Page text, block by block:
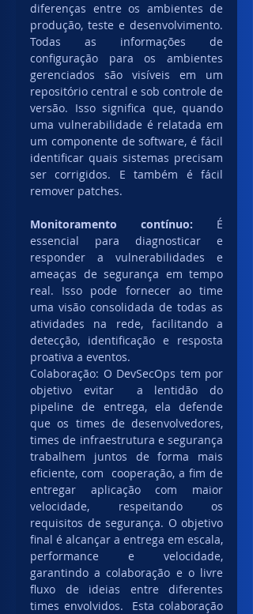
diferenças entre os ambientes de
produção, teste e desenvolvimento.
Todas as informações de
configuração para os ambientes
gerenciados são visíveis em um
repositório central e sob controle de
versão. Isso significa que, quando
uma vulnerabilidade é relatada em
um componente de software, é fácil
identificar quais sistemas precisam
ser corrigidos. E também é fácil
remover patches.
Monitoramento contínuo: É
essencial para diagnosticar e
responder a vulnerabilidades e
ameaças de segurança em tempo
real. Isso pode fornecer ao time
uma visão consolidada de todas as
atividades na rede, facilitando a
detecção, identificação e resposta
proativa a eventos.
Colaboração: O DevSecOps tem por
objetivo evitar  a lentidão do
pipeline de entrega, ela defende
que os times de desenvolvedores,
times de infraestrutura e segurança
trabalhem juntos de forma mais
eficiente, com  cooperação, a fim de
entregar aplicação com maior
velocidade, respeitando os
requisitos de segurança. O objetivo
final é alcançar a entrega em escala,
performance e velocidade,
garantindo a colaboração e o livre
fluxo de ideias entre diferentes
times envolvidos.  Esta colaboração